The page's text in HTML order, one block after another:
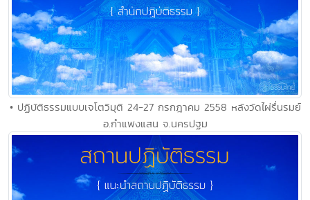
• ปฏิบัติธรรมแบบเจโตวิมุติ 24-27 กรกฎาคม 2558 หลังวัดไผ่รื่นรมย์
อ.กำแพงแสน จ.นครปฐม